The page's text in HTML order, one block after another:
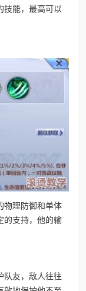
技能，最高可以
物理防御和单体
的支持，他的输
队友，敌人往往